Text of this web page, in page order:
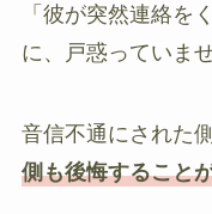
「彼が突然連絡
に、戸惑っていま
音信不通にされた
側も後悔すること